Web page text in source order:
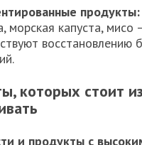
продукты:
морская капуста, мисо
восстановлению
которых стоит
и продукты с